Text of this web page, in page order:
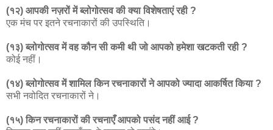
(१२) आपकी नज़रों में ब्लोगोत्सव की क्या विशेषताएं रही ?
एक मंच पर इतने रचनाकारों की उपस्थिति।
(१३) ब्लोगोत्सव में वह कौन सी कमी थी जो आपको हमेशा खटकती रही ?
कोई नहीं।
(१४) ब्लोगोत्सव में शामिल किन रचनाकारों ने आपको ज्यादा आकर्षित किया ?
सभी नवोदित रचनाकारों ने।
(१५) किन रचनाकारों की रचनाएँ आपको पसंद नहीं आई ?